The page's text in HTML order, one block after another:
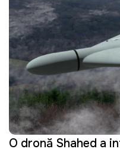
O dronă Shahed a